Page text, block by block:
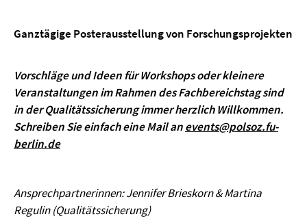
Ganztägige Posterausstellung von Forschungsprojekten
Vorschläge und Ideen für Workshops oder kleinere
Veranstaltungen im Rahmen des Fachbereichstag sind
in der Qualitätssicherung immer herzlich Willkommen.
Schreiben Sie einfach eine Mail anevents@polsoz.fu-
berlin.de
Ansprechpartnerinnen: Jennifer Brieskorn & Martina
Regulin (Qualitätssicherung)